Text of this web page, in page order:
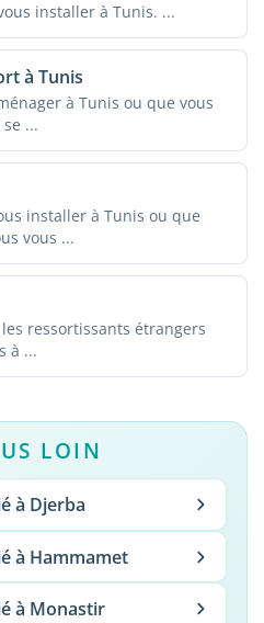
installer à Tunis. ...
à Tunis
à Tunis ou que vous
...
installer à Tunis ou que
vous ...
ressortissants étrangers
à ...
LOIN
à Djerba
à Hammamet
à Monastir